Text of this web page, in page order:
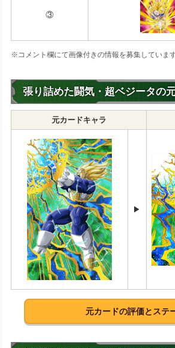
③
※コメント欄にて画像付きの情報を募集しています
張り詰めた闘気・超ベジータの
元カードキャラ
▶
元カードの評価とステ